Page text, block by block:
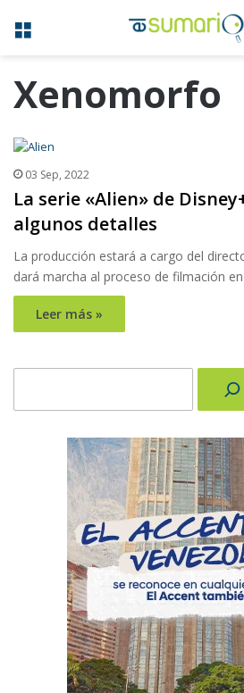
Menú
Xenomorfo
03 Sep, 2022
La serie «Alien» de
algunos detalles
La producción estará a cargo del
dará marcha al proceso de filmación
Leer más »